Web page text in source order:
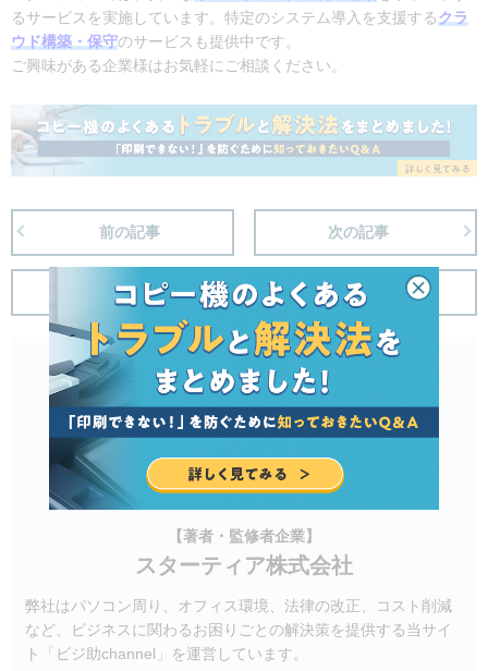
るサービスを実施しています。特定のシステム導入を支援する クラ
ウド構築・保守のサービスも提供中です。
ご興味がある企業様はお気軽にご相談ください。
前の記事
記事一覧へ戻る
次の記事
【著者・監修者企業】
スターティア株式会社
弊社はパソコン周り、オフィス環境、法律の改正、コスト削減
など、ビジネスに関わるお困りごとの解決策を提供する当サイ
ト「ビジ助channel」を運営しています。